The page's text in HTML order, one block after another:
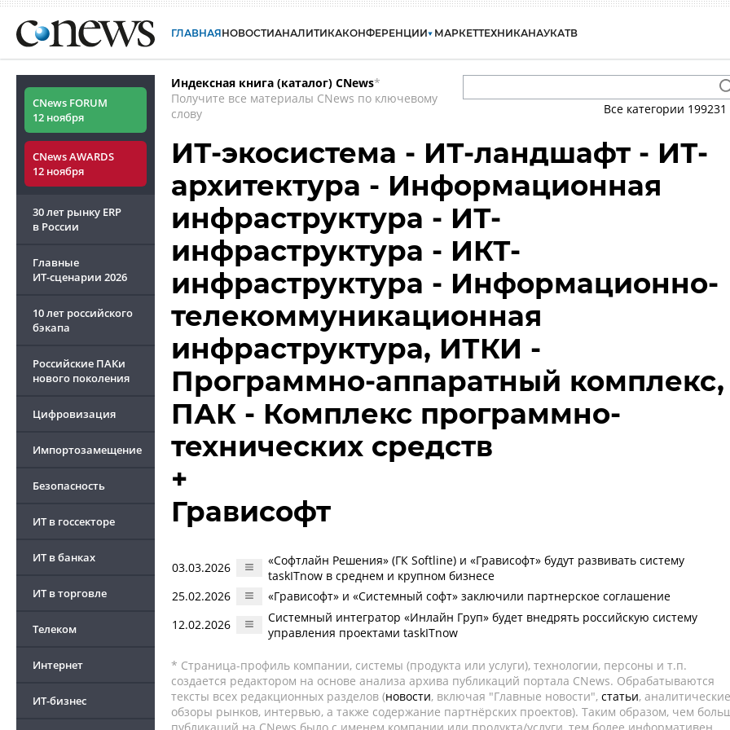
ГЛАВНАЯНОВОСТИАНАЛИТИКАКОНФЕРЕНЦИИ МАРКЕТТЕХНИКАНАУКАТВ
CNews FORUM
12 ноября
CNews AWARDS
12 ноября
30 лет рынку ERP
в России
Главные
ИТ-сценарии 2026
10 лет российского
бэкапа
Российские ПАКи
нового поколения
Цифровизация
Импортозамещение
Безопасность
ИТ в госсекторе
ИТ в банках
ИТ в торговле
Телеком
Интернет
ИТ-бизнес
Индексная книга (каталог) CNews*
Получите все материалы CNews по ключевому
слову
Все категории 199231
ИТ-экосистема - ИТ-ландшафт - ИТ-
архитектура - Информационная
инфраструктура - ИТ-
инфраструктура - ИКТ-
инфраструктура - Информационно-
телекоммуникационная
инфраструктура, ИТКИ -
Программно-аппаратный комплекс,
ПАК - Комплекс программно-
технических средств
+
Грависофт
03.03.2026
«Софтлайн Решения» (ГК Softline) и «Грависофт» будут развивать систему
taskITnow в среднем и крупном бизнесе
25.02.2026
«Грависофт» и «Системный софт» заключили партнерское соглашение
12.02.2026
Системный интегратор «Инлайн Груп» будет внедрять российскую систему
управления проектами taskITnow
* Страница-профиль компании, системы (продукта или услуги), технологии, персоны и т.п.
создается редактором на основе анализа архива публикаций портала CNews. Обрабатываются
тексты всех редакционных разделов (новости, включая "Главные новости", статьи, аналитические
обзоры рынков, интервью, а также содержание партнёрских проектов). Таким образом, чем